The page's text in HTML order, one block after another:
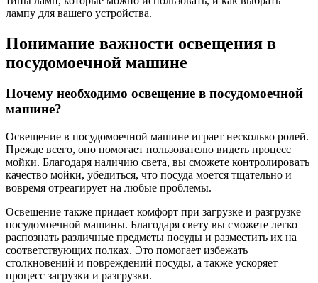
лампу для вашего устройства.
Понимание важности освещения в
посудомоечной машине
Почему необходимо освещение в посудомоечной
машине?
Освещение в посудомоечной машине играет несколько ролей.
Прежде всего, оно помогает пользователю видеть процесс
мойки. Благодаря наличию света, вы сможете контролировать
качество мойки, убедиться, что посуда моется тщательно и
вовремя отреагирует на любые проблемы.
Освещение также придает комфорт при загрузке и разгрузке
посудомоечной машины. Благодаря свету вы сможете легко
распознать различные предметы посуды и разместить их на
соответствующих полках. Это помогает избежать
столкновений и повреждений посуды, а также ускоряет
процесс загрузки и разгрузки.